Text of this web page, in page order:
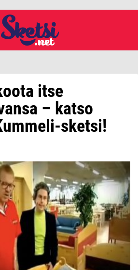
itse
– katso
sketsi!